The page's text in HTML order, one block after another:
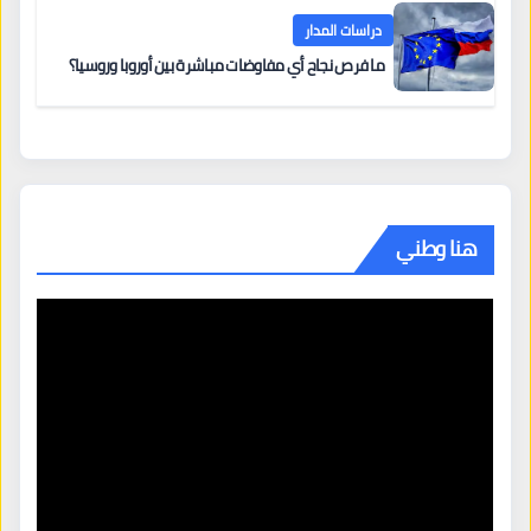
دراسات المدار
ما فرص نجاح أي مفاوضات مباشرة بين أوروبا وروسيا؟
هنا وطني